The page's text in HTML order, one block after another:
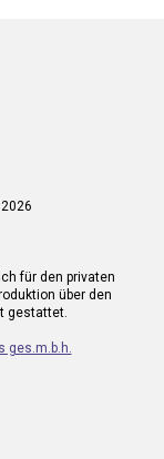
2026
für den privaten
über den
gestattet.
ges.m.b.h.